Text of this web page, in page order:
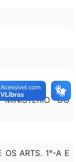
DO
OS ARTS. 1°-A E